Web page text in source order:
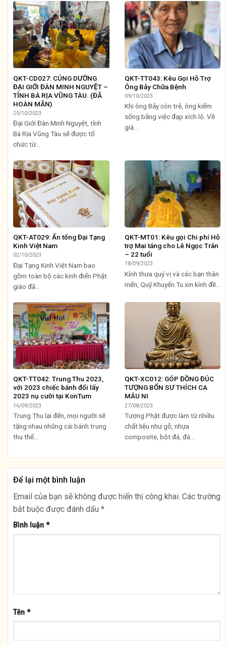
QKT-CD027: CÚNG DƯỜNG
ĐẠI GIỚI ĐÀN MINH NGUYỆT –
TỈNH BÀ RỊA VŨNG TÀU. (ĐÃ
HOÀN MÃN)
25/10/2023
Đại Giới Đàn Minh Nguyệt, tỉnh
Bà Rịa Vũng Tàu sẽ được tổ
chức từ...
QKT-TT043: Kêu Gọi Hỗ Trợ
Ông Bảy Chữa Bệnh
09/10/2023
Khi ông Bảy còn trẻ, ông kiếm
sống bằng việc đạp xích lô. Về
già...
QKT-AT029: Ấn tống Đại Tạng
Kinh Việt Nam
02/10/2023
Đại Tạng Kinh Việt Nam bao
gồm toàn bộ các kinh điển Phật
giáo đã...
QKT-MT01: Kêu gọi Chi phí Hỗ
trợ Mai táng cho Lê Ngọc Trân
– 22 tuổi
18/09/2023
Kính thưa quý vị và các bạn thân
mến, Quỹ Khuyến Tu xin kính đề...
QKT-TT042: Trung Thu 2023,
với 2023 chiếc bánh đổi lấy
2023 nụ cười tại KonTum
16/09/2023
Trung Thu lại đến, mọi người sẽ
tặng nhau những cái bánh trung
thu thể...
QKT-XC012: GÓP ĐỒNG ĐÚC
TƯỢNG BỔN SƯ THÍCH CA
MÂU NI
27/08/2023
Tượng Phật được làm từ nhiều
chất liệu như gỗ, nhựa
composite, bột đá, đá...
Để lại một bình luận
Email của bạn sẽ không được hiển thị công khai. Các trường
bắt buộc được đánh dấu *
Bình luận *
Tên *